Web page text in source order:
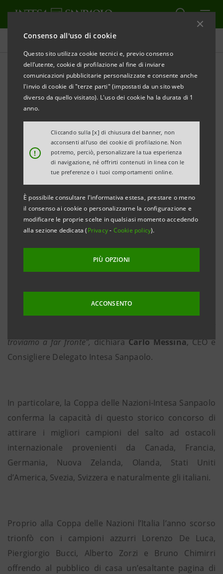
Consenso all'uso di cookie
Questo sito utilizza cookie tecnici e, previo consenso
dell’utente, cookie di profilazione al fine di inviare
comunicazioni pubblicitarie personalizzate e consente anche
l'invio di cookie di "terze parti" (impostati da un sito web
diverso da quello visitato). L'uso dei cookie ha la durata di 1
anno.
!
Cliccando sulla [x] di chiusura del banner, non
acconsenti all’uso dei cookie di profilazione. Non
potremo, perciò, personalizzare la tua esperienza
di navigazione, né offrirti contenuti in linea con le
tue preferenze o i tuoi comportamenti online.
È possibile consultare l'informativa estesa, prestare o meno
il consenso ai cookie o personalizzarne la configurazione e
modificare le proprie scelte in qualsiasi momento accedendo
alla sezione dedicata (Privacy- Cookie policy).
PIÙ OPZIONI
ACCONSENTO
Comunicati stampa
STAMPA AGGIORNA
Roma, 2 maggio 2018 –
Intesa Sanpaolo è Main
Partner dell’86esima edizione del Concorso Ippico
, che si svolge dal 24 al 27 maggio nello
splendido contesto di Villa Borghese.
Piazza di Siena mette al centro dello scenario
internazionale Roma e l’Italia. È questo il principale
aspetto, oltre all’attenzione per i giovani, che ci motiva a
sostenere la manifestazione per il terzo anno consecutivo,
troviamo a far fronte”,dichiaraCarlo Messina, CEO e
Consigliere Delegato Intesa Sanpaolo.
In particolare, la Coppa delle Nazioni-Intesa Sanpaolo
conferma la capacità di questo storico concorso di
attirare i migliori campioni del salto ad ostacoli
internazionale provenienti da Canada, Francia,
Germania, Nuova Zelanda, Olanda, Stati Uniti
d’America, Svezia, Svizzera e naturalmente gli italiani.
Proprio alla Coppa delle Nazioni l’Italia l’anno scorso
trionfò con i campioni azzurri Lorenzo De Luca,
Piergiorgio Bucci, Alberto Zorzi e Bruno Chimirri
offrendo al pubblico di casa un’esaltante pagina di